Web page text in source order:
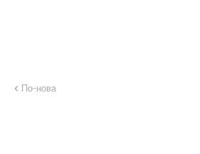
По-нова